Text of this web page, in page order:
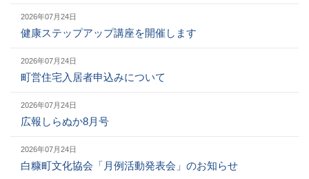
2026年07月24日
健康ステップアップ講座を開催します
2026年07月24日
町営住宅入居者申込みについて
2026年07月24日
広報しらぬか8月号
2026年07月24日
白糠町文化協会「月例活動発表会」のお知らせ